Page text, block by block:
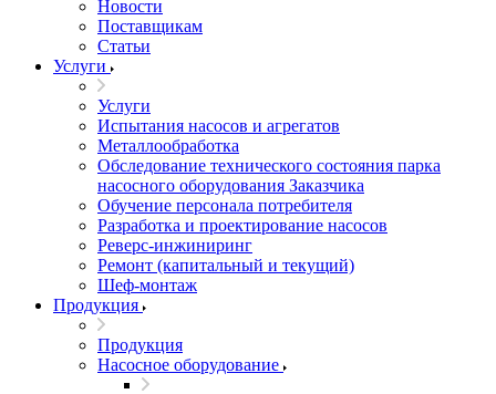
Новости
Поставщикам
Статьи
Услуги
Услуги
Испытания насосов и агрегатов
Металлообработка
Обследование технического состояния парка
насосного оборудования Заказчика
Обучение персонала потребителя
Разработка и проектирование насосов
Реверс-инжиниринг
Ремонт (капитальный и текущий)
Шеф-монтаж
Продукция
Продукция
Насосное оборудование